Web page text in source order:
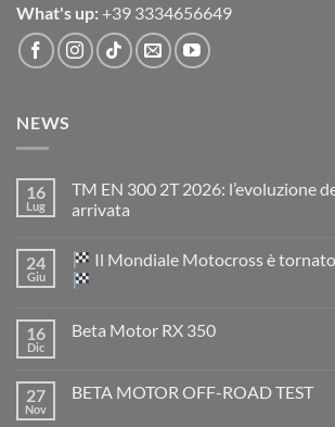
What's up: +39 3334656649
NEWS
16
Lug
TM EN 300 2T 2026: l’evoluzione
arrivata
su
TM
EN
2026:
è
arrivata
24
Giu
Il Mondiale Motocross è
su
Motocross
è
16
Dic
Beta Motor RX 350
Beta
27
Nov
BETA MOTOR OFF-ROAD TEST